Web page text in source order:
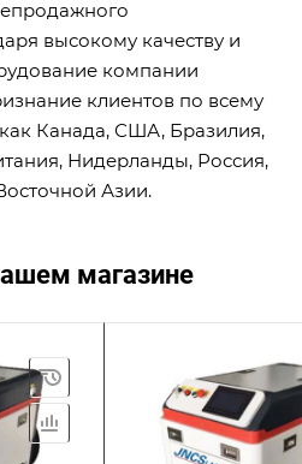
высокому качеству и
компании
клиентов по всему
как Канада, США, Бразилия,
Нидерланды, Россия,
Азии.
магазине